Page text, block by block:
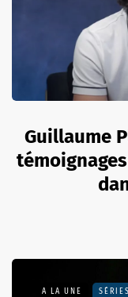
Guillaume
A LA UNE